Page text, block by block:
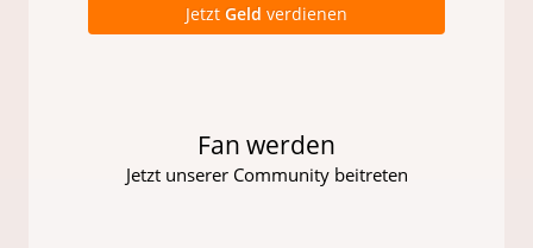
Jetzt Geld verdienen
Fan werden
Jetzt unserer Community beitreten